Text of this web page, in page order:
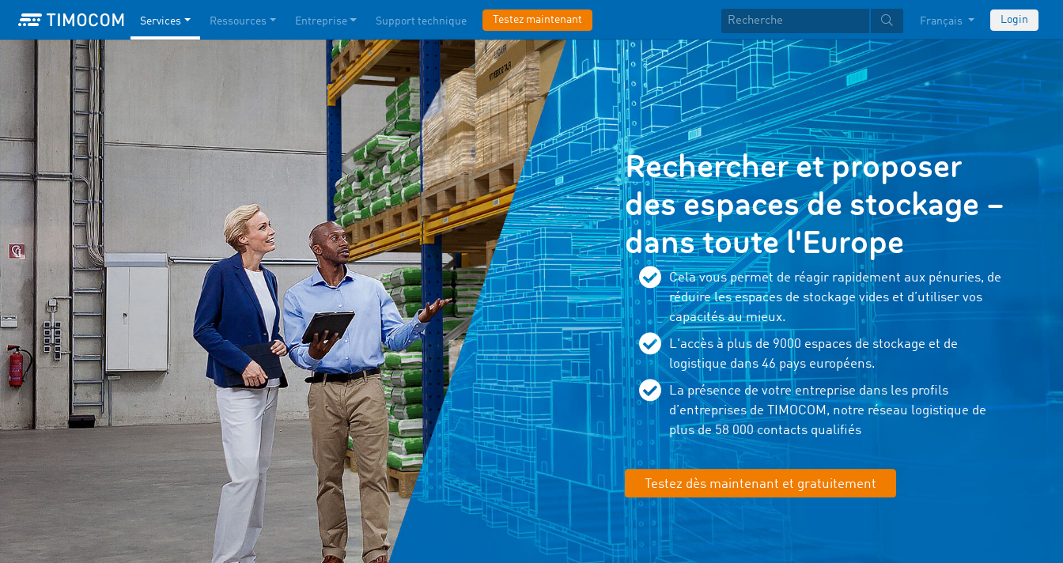
Services Ressources Entreprise Support technique Testez maintenant Français Login
Rechercher et proposer
des espaces de stockage –
dans toute l'Europe
Cela vous permet de réagir rapidement aux pénuries, de
réduire les espaces de stockage vides et d’utiliser vos
capacités au mieux.
L'accès à plus de 9000 espaces de stockage et de
logistique dans 46 pays européens.
La présence de votre entreprise dans les profils
d’entreprises de TIMOCOM, notre réseau logistique de
plus de 58 000 contacts qualifiés
Testez dès maintenant et gratuitement